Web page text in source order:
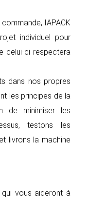
IAPACK
individuel pour
celui-ci respectera
dans nos propres
les principes de la
de minimiser les
testons les
livrons la machine
qui vous aideront à